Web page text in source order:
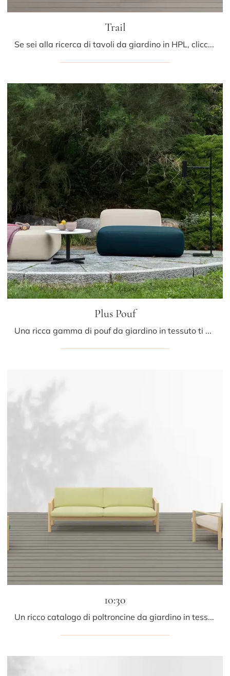
Trail
Se sei alla ricerca di tavoli da giardino in HPL, clicca e ottieni informazioni sul modello Trail del marchio LaPalma.
Plus Pouf
Una ricca gamma di pouf da giardino in tessuto ti aspetta nel nostro punto vendita: clicca e scopri il modello Plus Pouf di LaPalma.
10:30
Un ricco catalogo di poltroncine da giardino in tessuto ti sta aspettando nel nostro punto vendita: clicca e scopri il modello 10:30 di LaPalma.